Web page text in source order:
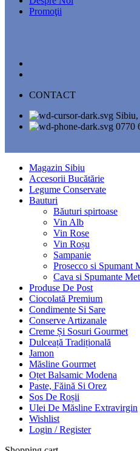
Promoţii
CONTACT
0770
Magazin Sibiu
Accesorii Bucătărie
Legume Conservate
Bauturi
Băuturi spirtoase
Vin Alb
Vin Rose
Vin Roșu
Sampanie
Prosecco si Spumant
Cava si Spumante
Produse De Post
Ciocolată Premium
Condimente Si Sare
Conserve Artizanale
Creme Și Sosuri Gourmet
Dulceață Tradițională
Jamon
Măsline Gourmet
Oțet Balsamic Modena
Paste, Făină Si Orez
Sos De Roșii
Ulei De Măsline Extravirgin
Wishlist
Login / Register